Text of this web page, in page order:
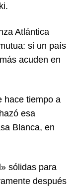
Atlántica
si un país
acuden en
hace tiempo a
esa
Blanca, en
sólidas para
después